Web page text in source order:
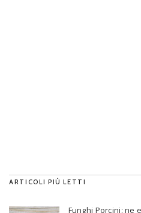
ARTICOLI PIÙ LETTI
Funghi Porcini: ne